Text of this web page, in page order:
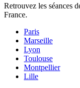
Retrouvez les séances
France.
Paris
Marseille
Lyon
Toulouse
Montpellier
Lille